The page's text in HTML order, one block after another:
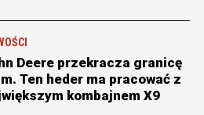
Deere przekracza granicę
Ten heder ma pracować z
kombajnem X9